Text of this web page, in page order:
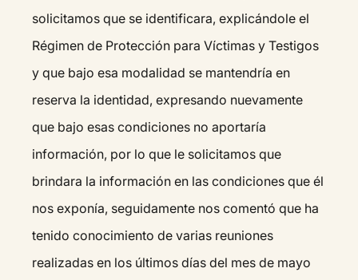
solicitamos que se identificara, explicándole el
Régimen de Protección para Víctimas y Testigos
y que bajo esa modalidad se mantendría en
reserva la identidad, expresando nuevamente
que bajo esas condiciones no aportaría
información, por lo que le solicitamos que
brindara la información en las condiciones que él
nos exponía, seguidamente nos comentó que ha
tenido conocimiento de varias reuniones
realizadas en los últimos días del mes de mayo